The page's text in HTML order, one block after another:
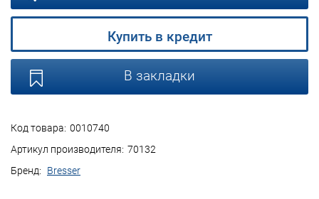
Код товара: 0010740
Артикул производителя: 70132
Бренд:
Bresser
Купить в кредит
В закладки